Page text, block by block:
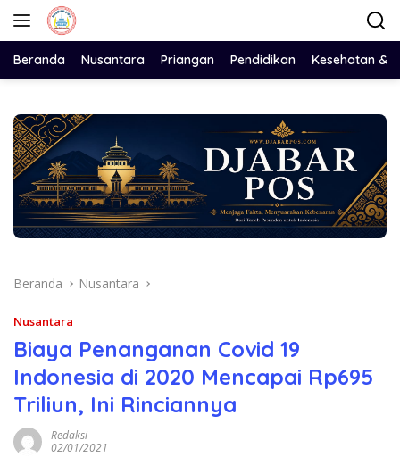
Langsung
Beranda Nusantara Priangan Pendidikan Kesehatan &
Beranda Nusantara
Nusantara
Biaya Penanganan Covid 19
Indonesia di 2020 Mencapai Rp695
Triliun, Ini Rinciannya
Redaksi
02/01/2021